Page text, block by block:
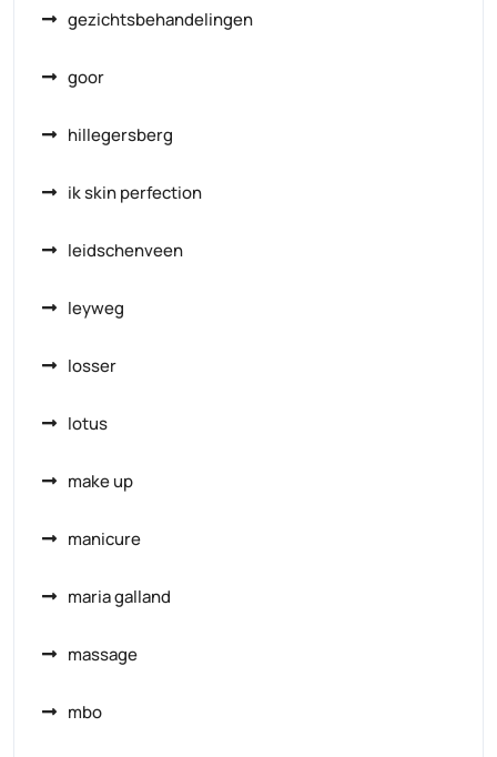
gezichtsbehandelingen
goor
hillegersberg
ik skin perfection
leidschenveen
leyweg
losser
lotus
make up
manicure
maria galland
massage
mbo